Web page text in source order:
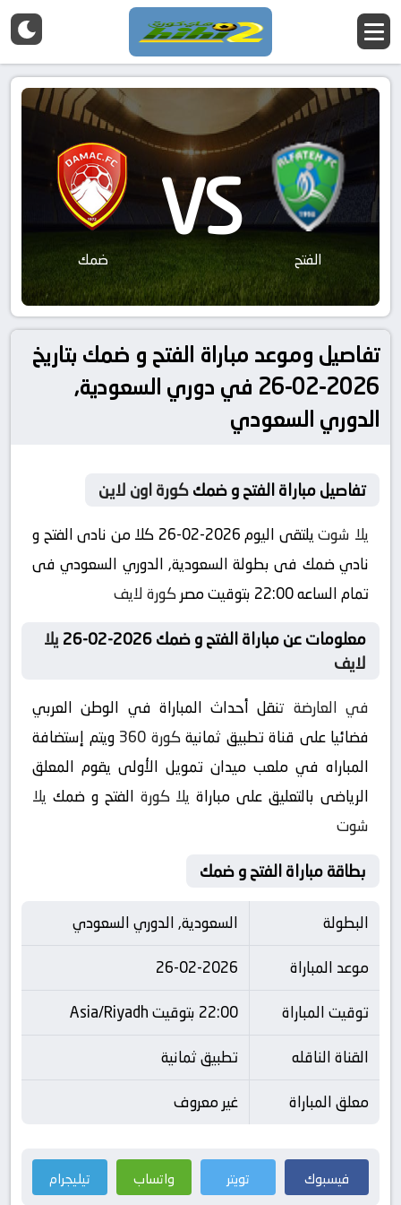
الفتح VS ضمك
تفاصيل وموعد مباراة الفتح و ضمك بتاريخ
2026-02-26 في دوري السعودية,
الدوري السعودي
تفاصيل مباراة الفتح و ضمككورة اون لاين
يلا شوت
يلتقى اليوم 2026-02-26 كلا من نادى الفتح و
نادي ضمك فى بطولة السعودية, الدوري السعودي فى
تمام الساعه 22:00 بتوقيت مصر
كورة لايف
معلومات عن مباراة الفتح و ضمك 2026-02-26
يلا
لايف
في العارضة تنقل أحداث المباراة في الوطن العربي
فضائيا على قناة تطبيق ثمانيةكورة 360
ويتم إستضافة
المباراه في ملعب ميدان تمويل الأولى يقوم المعلق
الرياضى بالتعليق على مباراة يلا كورة الفتح و ضمك يلا
شوت
بطاقة مباراة الفتح و ضمك
البطولة
السعودية, الدوري السعودي
موعد المباراة
26-02-2026
توقيت المباراة
22:00 بتوقيت Asia/Riyadh
القناة الناقله
تطبيق ثمانية
معلق المباراة
غير معروف
فيسبوك تويتر واتساب تيليجرام